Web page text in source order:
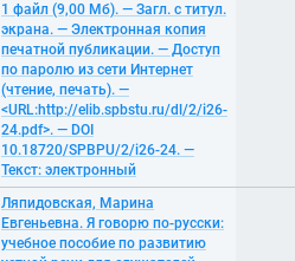
1 файл (9,00 Мб). — Загл. с титул.
экрана. — Электронная копия
печатной публикации. — Доступ
по паролю из сети Интернет
(чтение, печать). —
<URL:http://elib.spbstu.ru/dl/2/i26-
24.pdf>. — DOI
10.18720/SPBPU/2/i26-24. —
Текст: электронный
Ляпидовская, Марина
Евгеньевна. Я говорю по-русски:
учебное пособие по развитию